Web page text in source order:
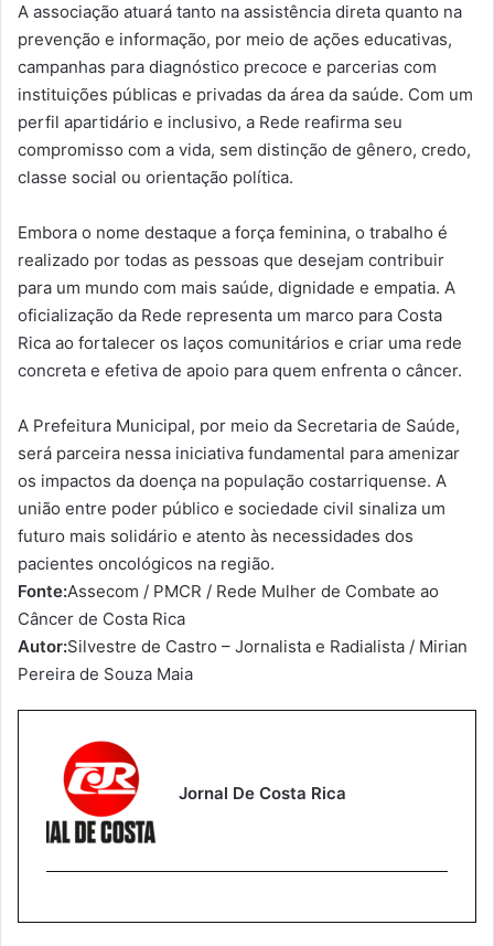
A associação atuará tanto na assistência direta quanto na
prevenção e informação, por meio de ações educativas,
campanhas para diagnóstico precoce e parcerias com
instituições públicas e privadas da área da saúde. Com um
perfil apartidário e inclusivo, a Rede reafirma seu
compromisso com a vida, sem distinção de gênero, credo,
classe social ou orientação política.
Embora o nome destaque a força feminina, o trabalho é
realizado por todas as pessoas que desejam contribuir
para um mundo com mais saúde, dignidade e empatia. A
oficialização da Rede representa um marco para Costa
Rica ao fortalecer os laços comunitários e criar uma rede
concreta e efetiva de apoio para quem enfrenta o câncer.
A Prefeitura Municipal, por meio da Secretaria de Saúde,
será parceira nessa iniciativa fundamental para amenizar
os impactos da doença na população costarriquense. A
união entre poder público e sociedade civil sinaliza um
futuro mais solidário e atento às necessidades dos
pacientes oncológicos na região.
Fonte:Assecom / PMCR / Rede Mulher de Combate ao
Câncer de Costa Rica
Autor:Silvestre de Castro – Jornalista e Radialista / Mirian
Pereira de Souza Maia
Jornal De Costa Rica